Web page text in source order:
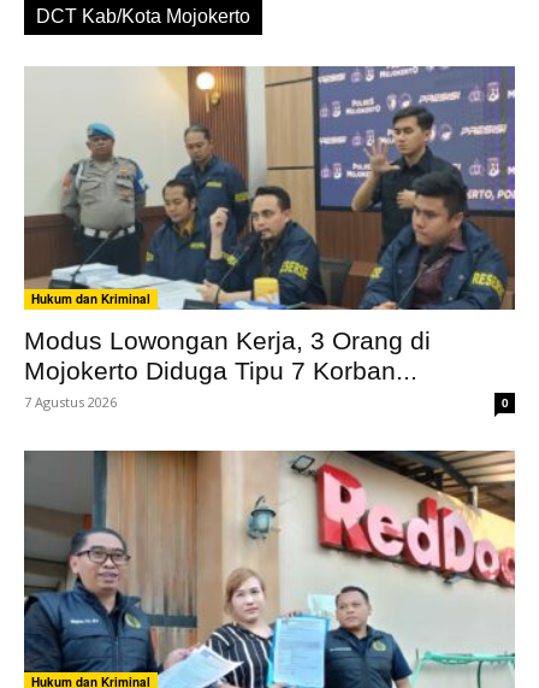
DCT Kab/Kota Mojokerto
Hukum dan Kriminal
Modus Lowongan Kerja, 3 Orang di
Mojokerto Diduga Tipu 7 Korban...
7 Agustus 2026 0
Hukum dan Kriminal